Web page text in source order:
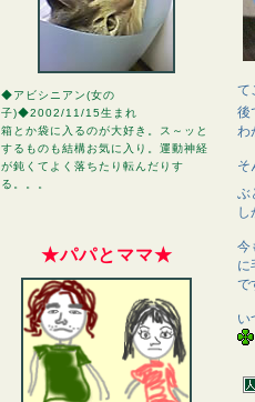
◆アビシニアン(女の
子)◆2002/11/15生まれ
箱とか袋に入るのが大好き。ス～ッと
するものも結構お気に入り。運動神経
が鈍くてよく落ちたり転んだりす
る。。。
★パパとママ★
て
後
わ
そ
ぶ
し
今
に
で
い